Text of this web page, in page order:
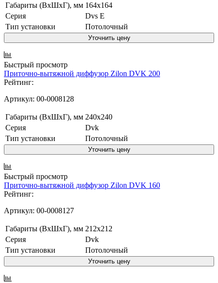
Габариты (ВxШxГ), мм 164x164
Серия
Dvs E
Тип установки
Потолочный
Уточнить цену
Быстрый просмотр
Приточно-вытяжной диффузор Zilon DVK 200
Рейтинг:
Артикул: 00-0008128
Габариты (ВxШxГ), мм 240x240
Серия
Dvk
Тип установки
Потолочный
Уточнить цену
Быстрый просмотр
Приточно-вытяжной диффузор Zilon DVK 160
Рейтинг:
Артикул: 00-0008127
Габариты (ВxШxГ), мм 212x212
Серия
Dvk
Тип установки
Потолочный
Уточнить цену